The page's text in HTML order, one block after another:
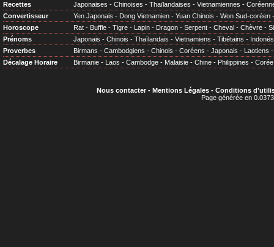
Recettes
Japonaises - Chinoises - Thaïlandaises - Vietnamiennes -
Convertisseur
Yen Japonais - Dong Vietnamien - Yuan Chinois - Won Sud-coréen
Horoscope
Rat - Buffle - Tigre - Lapin - Dragon - Serpent - Cheval - Chèvre -
Prénoms
Japonais - Chinois - Thaïlandais - Vietnamiens - Tibétains -
Proverbes
Birmans - Cambodgiens - Chinois - Coréens - Japonais - Laotiens
Décalage Horaire
Birmanie - Laos - Cambodge - Malaisie - Chine - Philippines - Corée
Nous contacter- Mentions Légales- Conditions
Page générée en